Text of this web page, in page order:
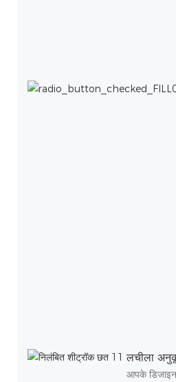
लचीला
आपके